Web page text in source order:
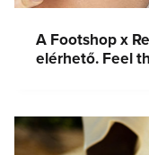
A Footshop x
elérhető. Feel